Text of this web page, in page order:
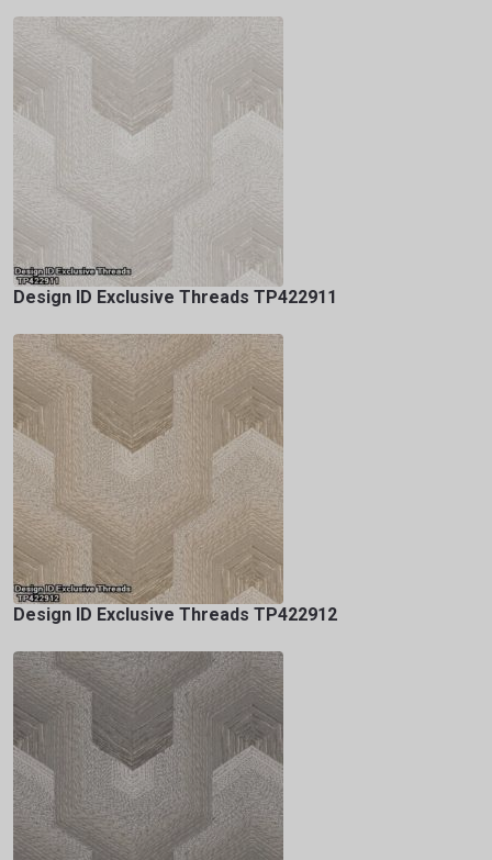
Design ID Exclusive Threads TP422911
Design ID Exclusive Threads TP422912